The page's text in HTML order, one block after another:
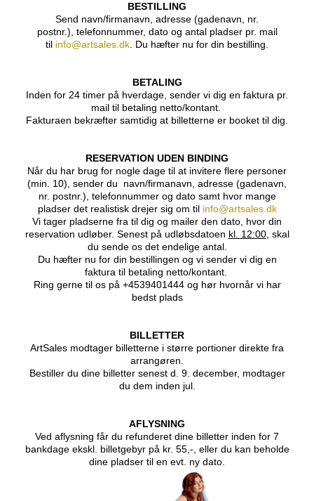
BESTILLING
Send navn/firmanavn, adresse (gadenavn, nr.
postnr.), telefonnummer, dato og antal pladser pr. mail
til info@artsales.dk Du hæfter nu for din bestilling.
BETALING
Inden for 24 timer på hverdage, sender vi dig en faktura pr.
mail til betaling netto/kontant.
Fakturaen bekræfter samtidig at billetterne er booket til dig.
RESERVATION UDEN BINDING
Når du har brug for nogle dage til at invitere flere personer
(min. 10), sender du navn/firmanavn, adresse (gadenavn,
nr. postnr.), telefonnummer og dato samt hvor mange
pladser det realistisk drejer sig om til info@artsales.dk
Vi tager pladserne fra til dig og mailer den dato, hvor din
reservation udløber. Senest på udløbsdatoen kl. 12:00, skal
du sende os det endelige antal.
Du hæfter nu for din bestillingen og vi sender vi dig en
faktura til betaling netto/kontant.
Ring gerne til os på +4539401444 og hør hvornår vi har
bedst plads
BILLETTER
ArtSales modtager billetterne i større portioner direkte fra
arrangøren.
Bestiller du dine billetter senest d. 9. december, modtager
du dem inden jul.
AFLYSNING
Ved aflysning får du refunderet dine billetter inden for 7
bankdage ekskl. billetgebyr på kr. 55,-, eller du kan beholde
dine pladser til en evt. ny dato.